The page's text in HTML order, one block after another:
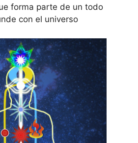
forma parte de un todo
con el universo